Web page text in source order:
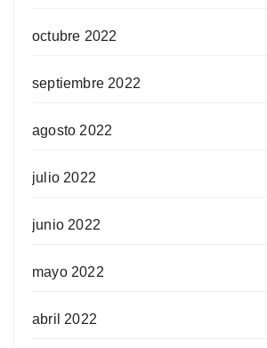
octubre 2022
septiembre 2022
agosto 2022
julio 2022
junio 2022
mayo 2022
abril 2022